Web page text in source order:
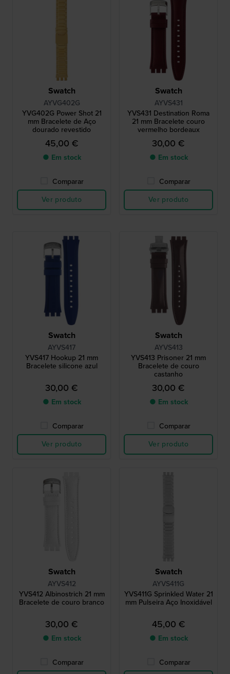
Swatch
AYVG402G
YVG402G Power Shot 21
mm Bracelete de Aço
dourado revestido
45,00 €
● Em stock
Comparar
Ver produto
Swatch
AYVS431
YVS431 Destination Roma
21 mm Bracelete couro
vermelho bordeaux
30,00 €
● Em stock
Comparar
Ver produto
Swatch
AYVS417
YVS417 Hookup 21 mm
Bracelete silicone azul
30,00 €
● Em stock
Comparar
Ver produto
Swatch
AYVS413
YVS413 Prisoner 21 mm
Bracelete de couro
castanho
30,00 €
● Em stock
Comparar
Ver produto
Swatch
AYVS412
YVS412 Albinostrich 21 mm
Bracelete de couro branco
30,00 €
● Em stock
Comparar
Swatch
AYVS411G
YVS411G Sprinkled Water 21
mm Pulseira Aço Inoxidável
45,00 €
● Em stock
Comparar